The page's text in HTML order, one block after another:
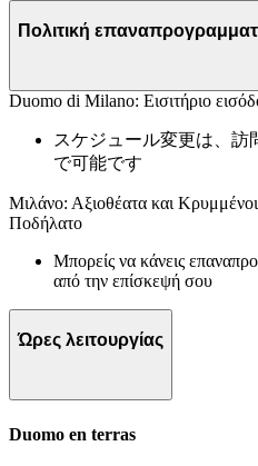
Πολιτική
Duomo di Milano: Εισιτήριο
スケジュール変更は、訪
で可能です
Μιλάνο: Αξιοθέατα και
Ποδήλατο
Μπορείς να κάνεις
από την επίσκεψή σου
Ώρες λειτουργίας
Duomo en terras